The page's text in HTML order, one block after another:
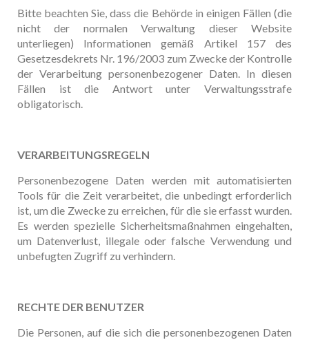
Bitte beachten Sie, dass die Behörde in einigen Fällen (die
nicht der normalen Verwaltung dieser Website
unterliegen) Informationen gemäß Artikel 157 des
Gesetzesdekrets Nr. 196/2003 zum Zwecke der Kontrolle
der Verarbeitung personenbezogener Daten. In diesen
Fällen ist die Antwort unter Verwaltungsstrafe
obligatorisch.
VERARBEITUNGSREGELN
Personenbezogene Daten werden mit automatisierten
Tools für die Zeit verarbeitet, die unbedingt erforderlich
ist, um die Zwecke zu erreichen, für die sie erfasst wurden.
Es werden spezielle Sicherheitsmaßnahmen eingehalten,
um Datenverlust, illegale oder falsche Verwendung und
unbefugten Zugriff zu verhindern.
RECHTE DER BENUTZER
Die Personen, auf die sich die personenbezogenen Daten